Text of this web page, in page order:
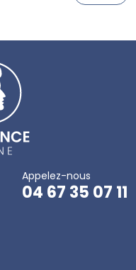
Appelez-nous
04 67 35 07 11